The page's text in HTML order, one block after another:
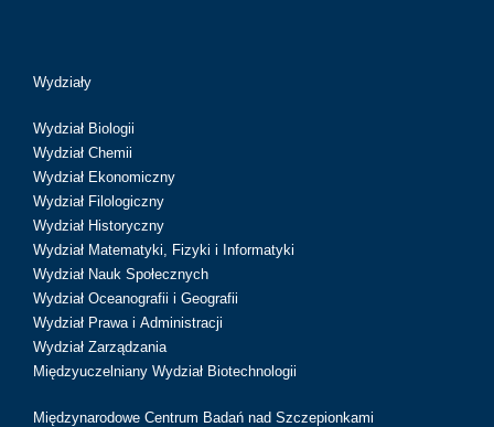
Wydziały
Wydział Biologii
Wydział Chemii
Wydział Ekonomiczny
Wydział Filologiczny
Wydział Historyczny
Wydział Matematyki, Fizyki i Informatyki
Wydział Nauk Społecznych
Wydział Oceanografii i Geografii
Wydział Prawa i Administracji
Wydział Zarządzania
Międzyuczelniany Wydział Biotechnologii
Międzynarodowe Centrum Badań nad Szczepionkami